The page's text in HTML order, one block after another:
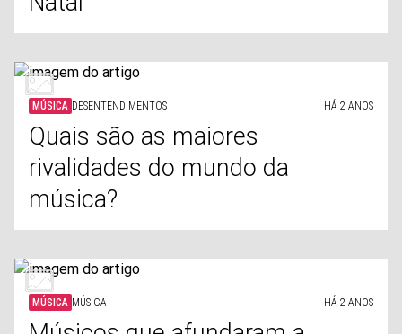
MÚSICA DESENTENDIMENTOS HÁ 2 ANOS
Quais são as maiores
rivalidades do mundo da
música?
MÚSICA MÚSICA HÁ 2 ANOS